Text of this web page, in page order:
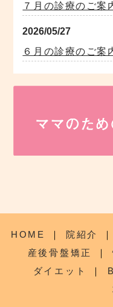
７月の診療のご案
2026/05/27
６月の診療のご案
HOME ｜ 院紹介 ｜
産後骨盤矯正
｜
ダイエット
｜